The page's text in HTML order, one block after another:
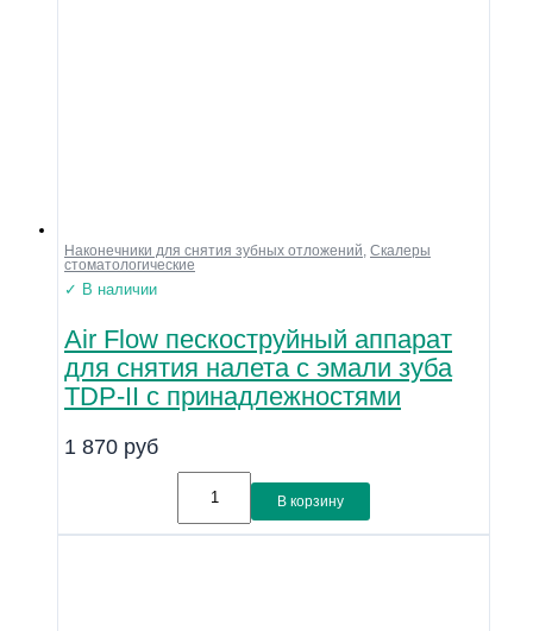
Наконечники для снятия зубных отложений Скалеры
стоматологические
✓ В наличии
Air Flow пескоструйный аппарат
для снятия налета с эмали зуба
TDP-II c принадлежностями
1 870 руб
В корзину